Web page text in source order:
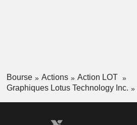
Bourse Actions
Action LOT
Graphiques Lotus Technology Inc.